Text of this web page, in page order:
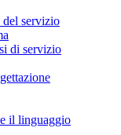
servizio
di servizio
il linguaggio